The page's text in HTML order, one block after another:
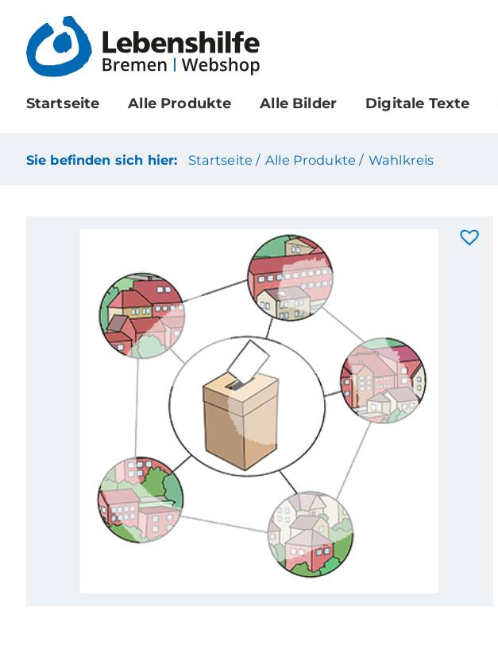
Startseite Alle Produkte Alle Bilder Digitale Texte
Sie befinden sich hier: Startseite / Alle Produkte / Wahlkreis